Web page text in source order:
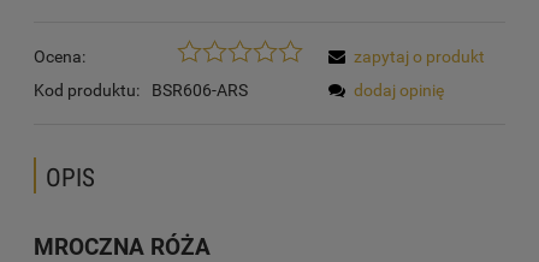
Ocena:
Kod produktu:
BSR606-ARS
zapytaj o produkt
dodaj opinię
OPIS
MROCZNA RÓŻA